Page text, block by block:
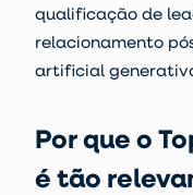
qualificação de
relacionamento
artificial
Por que o
é tão